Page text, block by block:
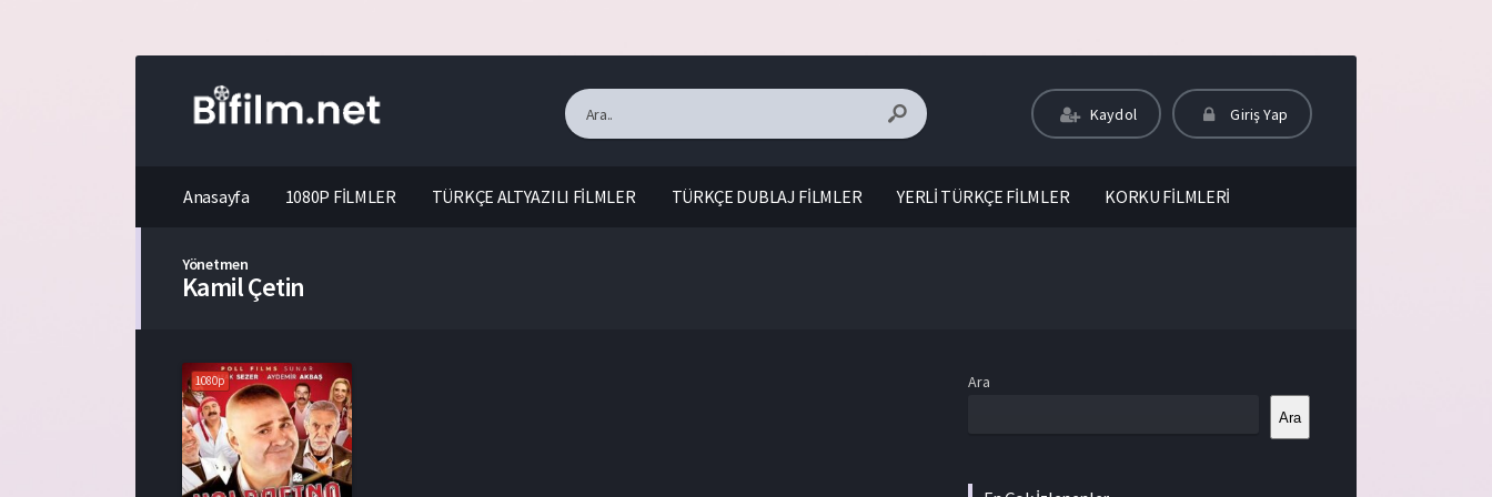
Kaydol Giriş Yap
Anasayfa 1080P FİLMLER TÜRKÇE ALTYAZILI FİLMLER TÜRKÇE DUBLAJ FİLMLER YERLİ TÜRKÇE FİLMLER KORKU FİLMLERİ
Yönetmen
Kamil Çetin
1080p Ara
Ara